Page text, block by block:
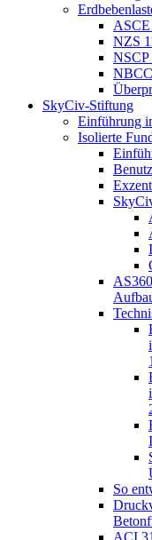
ASCE
NZS
NSCP
SkyCiv-Stiftung
Einführung
Isolierte
So